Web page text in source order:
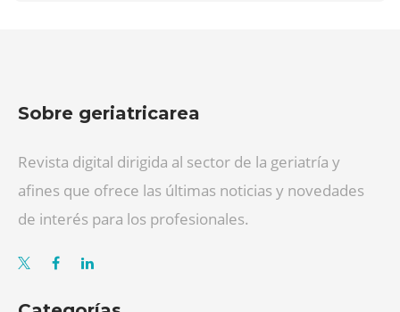
Sobre geriatricarea
Revista digital dirigida al sector de la geriatría y
afines que ofrece las últimas noticias y novedades
de interés para los profesionales.